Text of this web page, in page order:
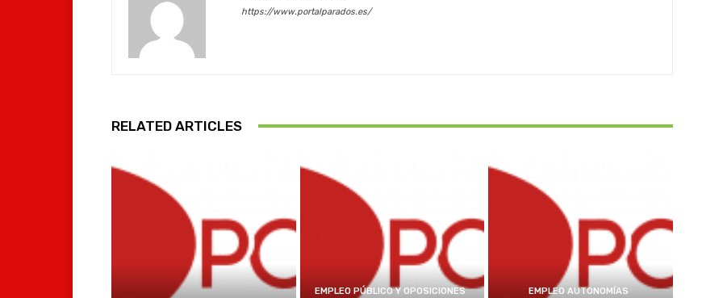
https://www.portalparados.es/
RELATED ARTICLES
EMPLEO PÚBLICO Y OPOSICIONES EMPLEO AUTONOMÍAS